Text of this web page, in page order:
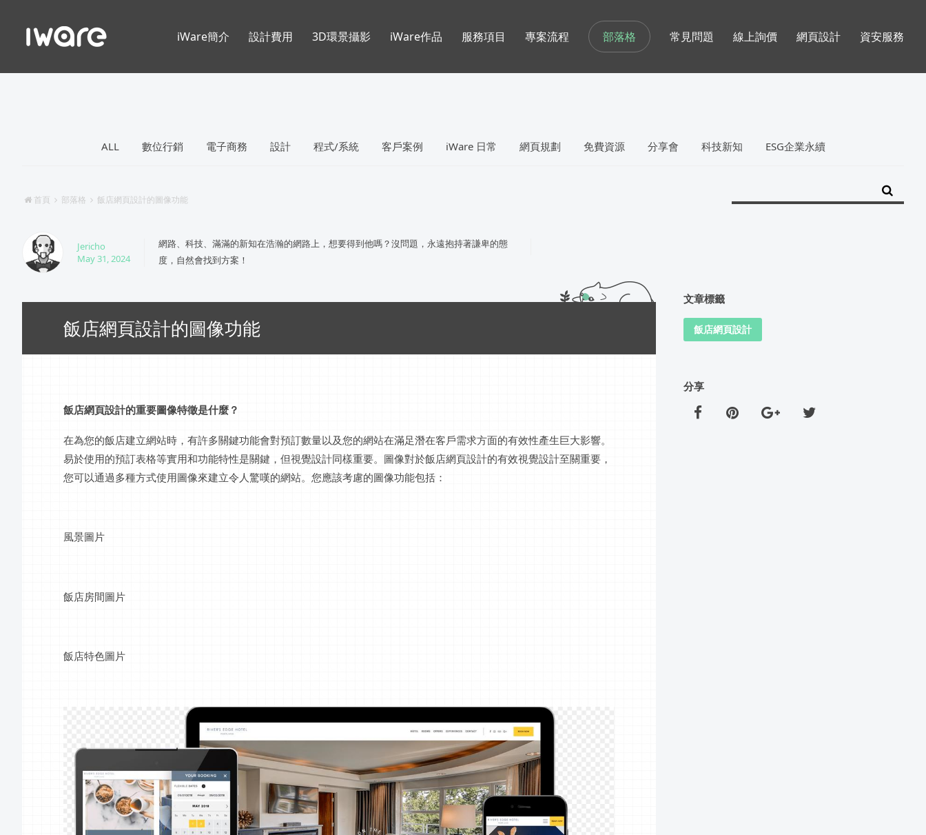
部落格
ALL 數位行銷 電子商務 設計 程式/系統 客戶案例 iWare 日常 網頁規劃 免費資源 分享會 科技新知 ESG企業永續
首頁 部落格 飯店網頁設計的圖像功能
Jericho
May 31, 2024
網路、科技、滿滿的新知在浩瀚的網路上，想要得到他嗎？沒問題，永遠抱持著謙卑的態
度，自然會找到方案！
飯店網頁設計的圖像功能
飯店網頁設計的重要圖像特徵是什麼？
在為您的飯店建立網站時，有許多關鍵功能會對預訂數量以及您的網站在滿足潛在客戶需求方面的有效性產生巨大影響。
易於使用的預訂表格等實用和功能特性是關鍵，但視覺設計同樣重要。圖像對於飯店網頁設計的有效視覺設計至關重要，
您可以通過多種方式使用圖像來建立令人驚嘆的網站。您應該考慮的圖像功能包括：
風景圖片
飯店房間圖片
飯店特色圖片
文章標籤
飯店網頁設計
分享